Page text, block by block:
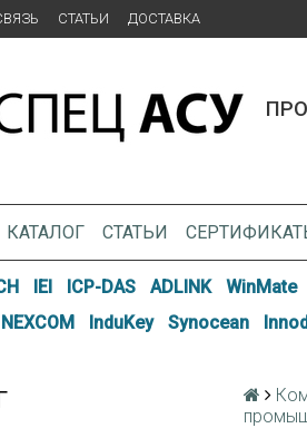
СТАТЬИ ДОСТАВКА
КАТАЛОГ СТАТЬИ
IEI ICP-DAS ADLINK WinMate
NEXCOM InduKey Synocean